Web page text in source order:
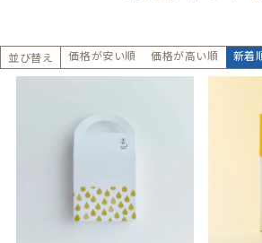
並び替え 価格が安い順 価格が高い順 新着